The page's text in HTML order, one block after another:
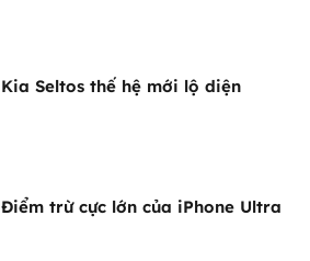
Kia Seltos thế hệ mới lộ diện
Điểm trừ cực lớn của iPhone Ultra